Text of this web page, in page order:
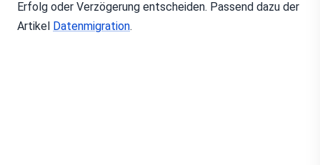
Erfolg oder Verzögerung entscheiden. Passend dazu der
Artikel Datenmigration.